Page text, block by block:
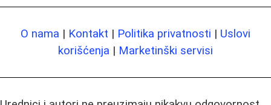
O nama | Kontakt | Politika privatnosti | Uslovi
korišćenja | Marketinški servisi